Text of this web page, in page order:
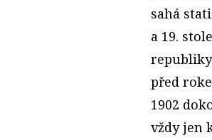
sahá
a 19.
před
1902
vždy jen